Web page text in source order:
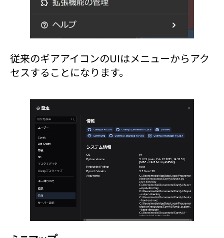
従来のギアアイコンのUIはメニューからアク
セスすることになります。